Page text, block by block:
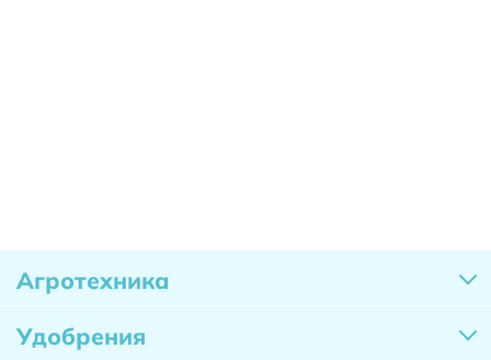
Агротехника
Удобрения